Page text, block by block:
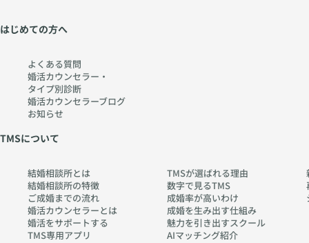
はじめての方へ
よくある質問
婚活カウンセラー・
タイプ別診断
婚活カウンセラーブログ
お知らせ
TMSについて
結婚相談所とは
結婚相談所の特徴
ご成婚までの流れ
婚活カウンセラーとは
婚活をサポートする
TMS専用アプリ
TMSが選ばれる理由
数字で見るTMS
成婚率が高いわけ
成婚を生み出す仕組み
魅力を引き出すスクール
AIマッチング紹介